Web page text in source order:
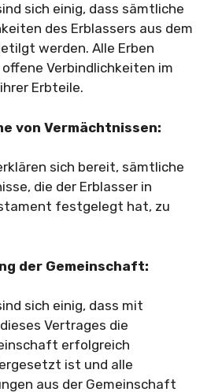
sich einig, dass sämtliche
des Erblassers aus dem
werden. Alle Erben
Verbindlichkeiten im
Erbteile.
von Vermächtnissen:
sich bereit, sämtliche
die der Erblasser in
festgelegt hat, zu
der Gemeinschaft:
sich einig, dass mit
Vertrages die
erfolgreich
ist und alle
aus der Gemeinschaft